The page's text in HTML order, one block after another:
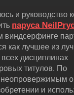
и руководство
паруса
виндсерфинге
как лучшее из
дисциплинах
титулов. По
неопровержимым
и